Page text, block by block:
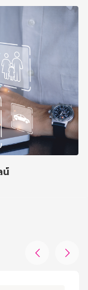
น์
 